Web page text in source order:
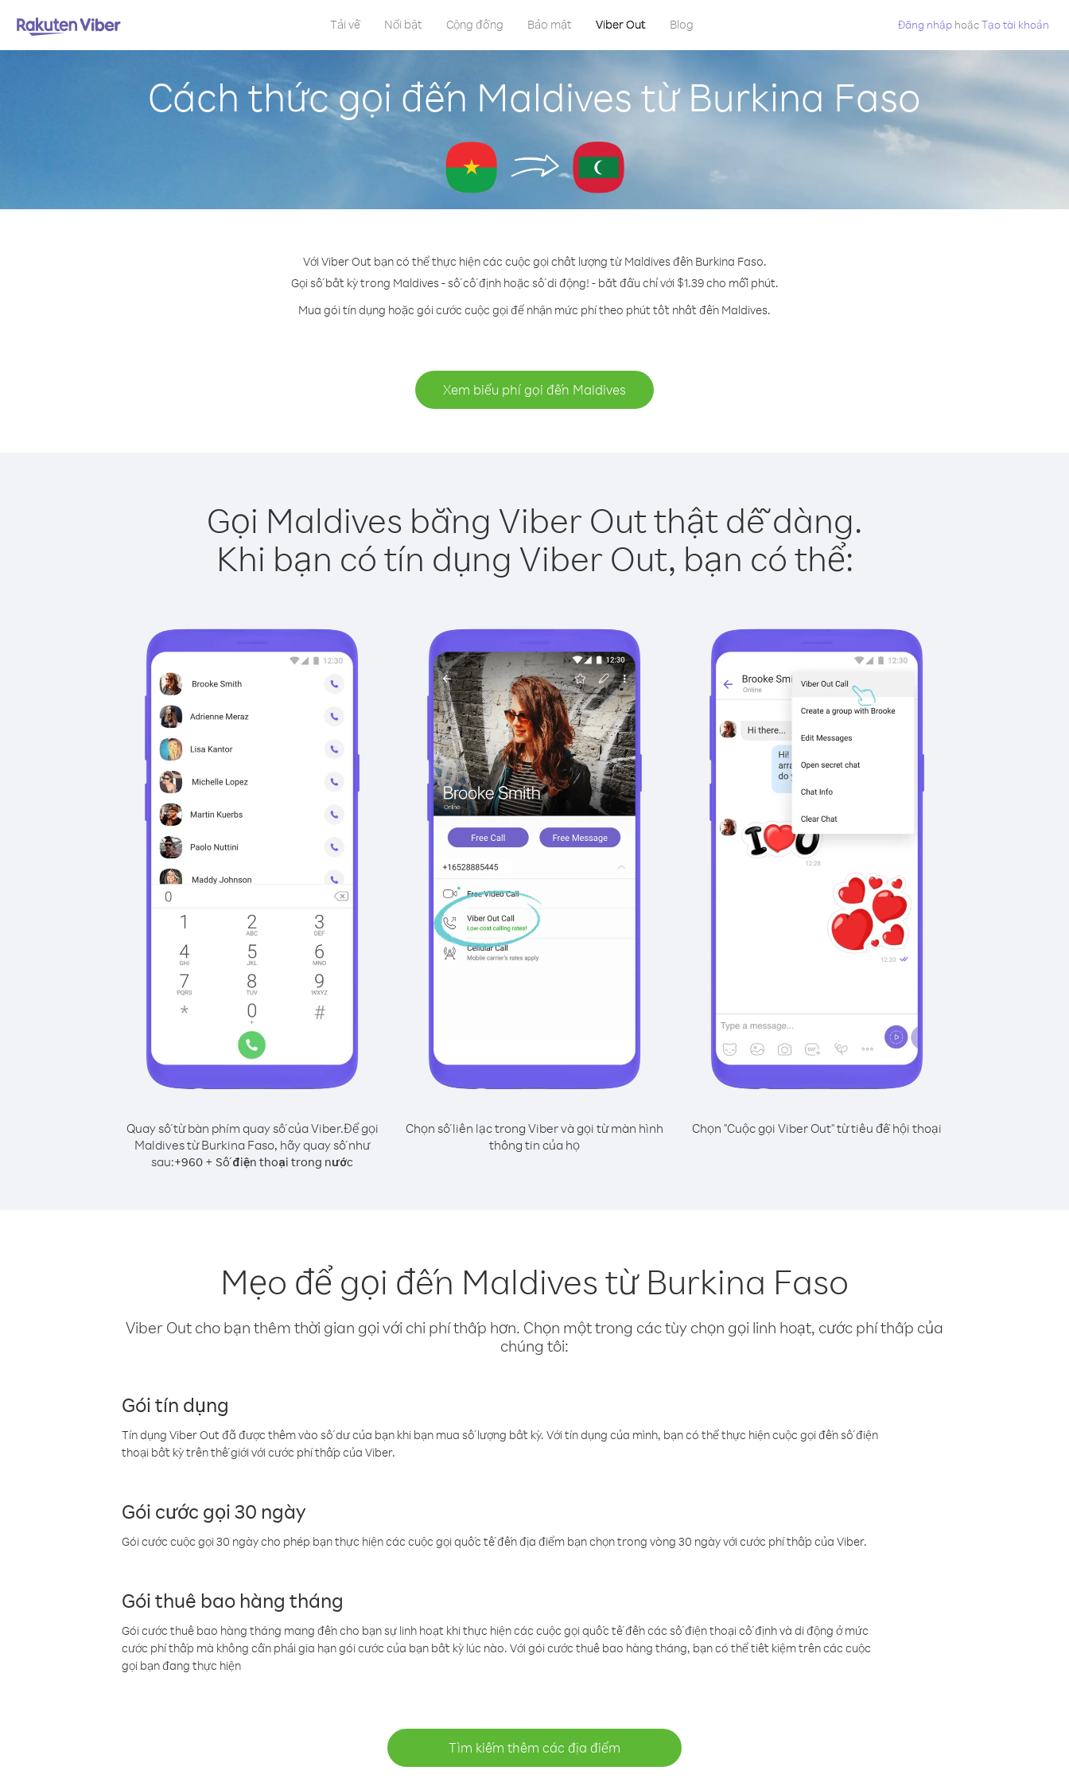
Tải về Nổi bật Cộng đồng Bảo mật Viber Out Blog Đăng nhập hoặcTạo tài khoản
Cách thức gọi đến Maldives từ Burkina Faso
Với Viber Out bạn có thể thực hiện các cuộc gọi chất lượng từ Maldives đến Burkina Faso.
Gọi số bất kỳ trong Maldives - số cố định hoặc số di động! - bắt đầu chỉ với $1.39 cho mỗi phút.
Mua gói tín dụng hoặc gói cước cuộc gọi để nhận mức phí theo phút tốt nhất đến Maldives.
Xem biểu phí gọi đến Maldives
Gọi Maldives bằng Viber Out thật dễ dàng.
Khi bạn có tín dụng Viber Out, bạn có thể:
Quay số từ bàn phím quay số của Viber.Để gọi
Maldives từ Burkina Faso, hãy quay số như
sau:+960 + Số điện thoại trong nước
Chọn số liên lạc trong Viber và gọi từ màn hình
thông tin của họ
Chọn "Cuộc gọi Viber Out" từ tiêu đề hội thoại
Mẹo để gọi đến Maldives từ Burkina Faso
Viber Out cho bạn thêm thời gian gọi với chi phí thấp hơn. Chọn một trong các tùy chọn gọi linh hoạt, cước phí thấp của
chúng tôi:
Gói tín dụng
Tín dụng Viber Out đã được thêm vào số dư của bạn khi bạn mua số lượng bất kỳ. Với tín dụng của mình, bạn có thể thực hiện cuộc gọi đến số điện
thoại bất kỳ trên thế giới với cước phí thấp của Viber.
Gói cước gọi 30 ngày
Gói cước cuộc gọi 30 ngày cho phép bạn thực hiện các cuộc gọi quốc tế đến địa điểm bạn chọn trong vòng 30 ngày với cước phí thấp của Viber.
Gói thuê bao hàng tháng
Gói cước thuê bao hàng tháng mang đến cho bạn sự linh hoạt khi thực hiện các cuộc gọi quốc tế đến các số điện thoại cố định và di động ở mức
cước phí thấp mà không cần phải gia hạn gói cước của bạn bất kỳ lúc nào. Với gói cước thuê bao hàng tháng, bạn có thể tiết kiệm trên các cuộc
gọi bạn đang thực hiện
Tìm kiếm thêm các địa điểm